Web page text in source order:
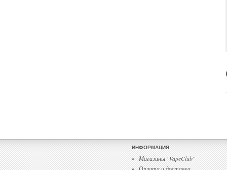
ИНФОРМАЦИЯ
Магазины "VapeClub"